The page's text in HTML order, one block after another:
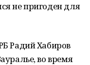
не пригоден для
Радий Хабиров
во время